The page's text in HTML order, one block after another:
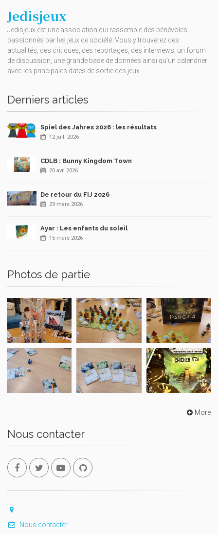
Jedisjeux
Jedisjeux est une association qui rassemble des bénévoles
passionnés par les jeux de société. Vous y trouverez des
actualités, des critiques, des reportages, des interviews, un forum
de discussion, une grande base de données ainsi qu’un calendrier
avec les principales dates de sortie des jeux.
Derniers articles
Spiel des Jahres 2026 : les résultats
12 juil. 2026
CDLB : Bunny Kingdom Town
20 avr. 2026
De retour du FIJ 2026
29 mars 2026
Ayar : Les enfants du soleil
15 mars 2026
Photos de partie
More
Nous contacter
Nous contacter